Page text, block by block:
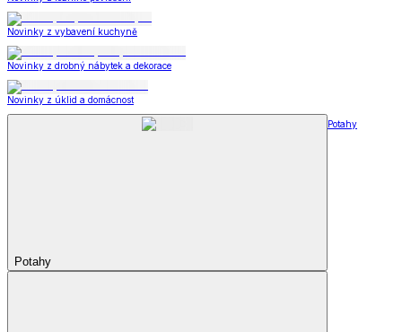
Novinky z vybavení kuchyně
Novinky z drobný nábytek a dekorace
Novinky z úklid a domácnost
Potahy
Potahy